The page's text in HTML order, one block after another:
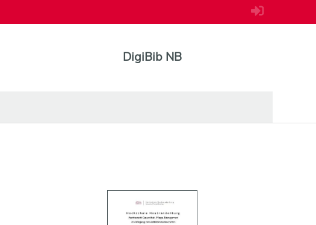
DigiBib NB